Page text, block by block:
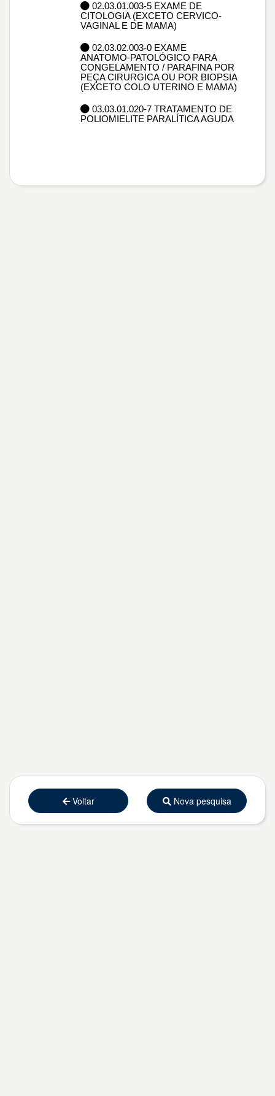
02.03.01.003-5 EXAME DE
CITOLOGIA (EXCETO CERVICO-
VAGINAL E DE MAMA)
02.03.02.003-0 EXAME
ANATOMO-PATOLÓGICO PARA
CONGELAMENTO / PARAFINA POR
PEÇA CIRURGICA OU POR BIOPSIA
(EXCETO COLO UTERINO E MAMA)
03.03.01.020-7 TRATAMENTO DE
POLIOMIELITE PARALÍTICA AGUDA
Voltar Nova pesquisa